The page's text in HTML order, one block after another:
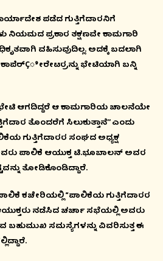
ಪಡೆದ ಗುತ್ತಿಗೆದಾರನಿಗೆ
ನಿಯಮದ ಪ್ರಕಾರ ತಕ್ಷಣವೇ ಕಾಮಗಾರಿ
ವಹಿಸುವುದಿಲ್ಲ. ಅದಕ್ಕೆ ಬದಲಾಗಿ
ಭೇಟಿಯಾಗಿ ಬನ್ನಿ
ಭೇಟಿ ಆಗದಿದ್ದರೆ ಆ ಕಾಮಗಾರಿಯ ಚಾಲನೆಯೇ
ತೊಂದರೆಗೆ ಸಿಲುಕುತ್ತಾನೆ’’ ಎಂದು
ಗುತ್ತಿಗೆದಾರರ ಸಂಘದ ಅಧ್ಯಕ್ಷ
ಪಾಲಿಕೆ ಆಯುಕ್ತ ಟಿ.ಭೂಬಾಲನ್ ಅವರ
ತೋಡಿಕೊಂಡಿದ್ದಾರೆ.
ಕಚೇರಿಯಲ್ಲಿ “ಪಾಲಿಕೆಯ ಗುತ್ತಿಗೆದಾರರ
ನಡೆಸಿದ ಚರ್ಚಾ ಸಭೆಯಲ್ಲಿ ಅವರು
ಬಹುಮುಖ ಸಮಸ್ಯೆಗಳನ್ನು ವಿವರಿಸುತ್ತ ಈ